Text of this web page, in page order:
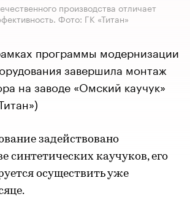
производства отличает
Фото: ГК «Титан»
программы модернизации
завершила монтаж
на заводе «Омский каучук»
задействовано
синтетических каучуков, его
осуществить уже